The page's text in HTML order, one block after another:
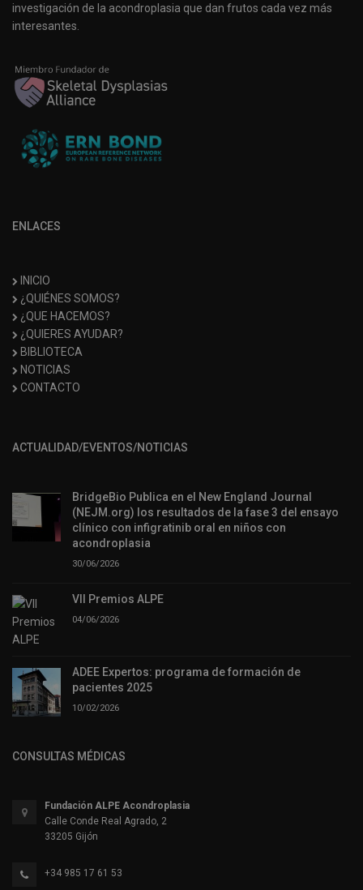
investigación de la acondroplasia que dan frutos cada vez más
interesantes.
ENLACES
INICIO
¿QUIÉNES SOMOS?
¿QUE HACEMOS?
¿QUIERES AYUDAR?
BIBLIOTECA
NOTICIAS
CONTACTO
ACTUALIDAD/EVENTOS/NOTICIAS
BridgeBio Publica en el New England Journal
(NEJM.org) los resultados de la fase 3 del ensayo
clínico con infigratinib oral en niños con
acondroplasia
30/06/2026
VII Premios ALPE
04/06/2026
ADEE Expertos: programa de formación de
pacientes 2025
10/02/2026
CONSULTAS MÉDICAS
Fundación ALPE Acondroplasia
Calle Conde Real Agrado, 2
33205 Gijón
+34 985 17 61 53